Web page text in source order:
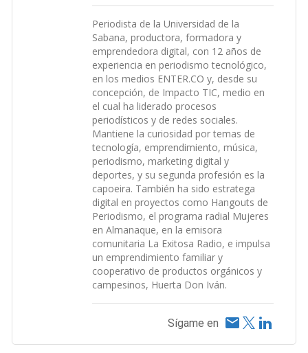
Periodista de la Universidad de la
Sabana, productora, formadora y
emprendedora digital, con 12 años de
experiencia en periodismo tecnológico,
en los medios ENTER.CO y, desde su
concepción, de Impacto TIC, medio en
el cual ha liderado procesos
periodísticos y de redes sociales.
Mantiene la curiosidad por temas de
tecnología, emprendimiento, música,
periodismo, marketing digital y
deportes, y su segunda profesión es la
capoeira. También ha sido estratega
digital en proyectos como Hangouts de
Periodismo, el programa radial Mujeres
en Almanaque, en la emisora
comunitaria La Exitosa Radio, e impulsa
un emprendimiento familiar y
cooperativo de productos orgánicos y
campesinos, Huerta Don Iván.
Sígame en